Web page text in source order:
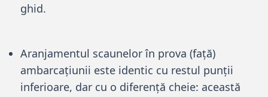
ghid.
Aranjamentul scaunelor în prova (față)
ambarcațiunii este identic cu restul punții
inferioare, dar cu o diferență cheie: această